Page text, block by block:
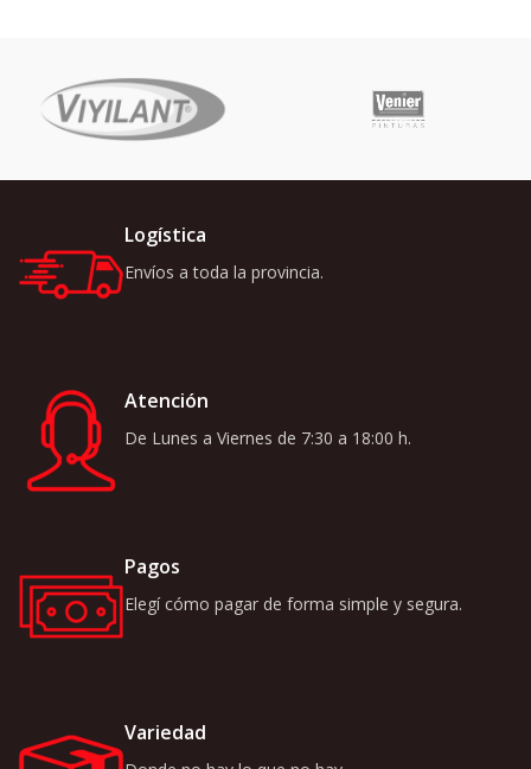
Logística
Envíos a toda la provincia.
Atención
De Lunes a Viernes de 7:30 a 18:00 h.
Pagos
Elegí cómo pagar de forma simple y segura.
Variedad